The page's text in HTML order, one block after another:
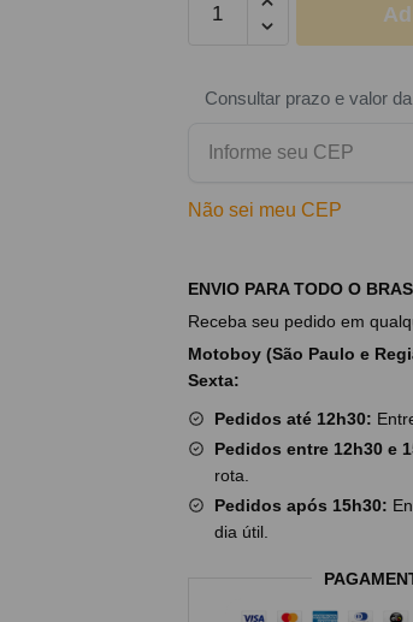
Consultar prazo e valor
Não sei meu CEP
ENVIO PARA TODO O
Receba seu pedido em
Motoboy (São Paulo e
Sexta:
Pedidos até 12h30:
Pedidos entre 12h30 e
rota.
Pedidos após 15h30:
dia útil.